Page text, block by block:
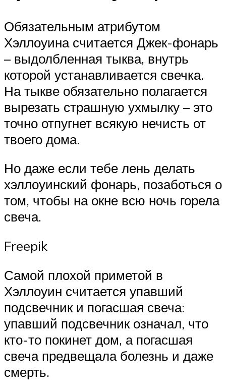
Обязательным атрибутом
Хэллоуина считается Джек-фонарь
– выдолбленная тыква, внутрь
которой устанавливается свечка.
На тыкве обязательно полагается
вырезать страшную ухмылку – это
точно отпугнет всякую нечисть от
твоего дома.
Но даже если тебе лень делать
хэллоуинский фонарь, позаботься о
том, чтобы на окне всю ночь горела
свеча.
Freepik
Самой плохой приметой в
Хэллоуин считается упавший
подсвечник и погасшая свеча:
упавший подсвечник означал, что
кто-то покинет дом, а погасшая
свеча предвещала болезнь и даже
смерть.